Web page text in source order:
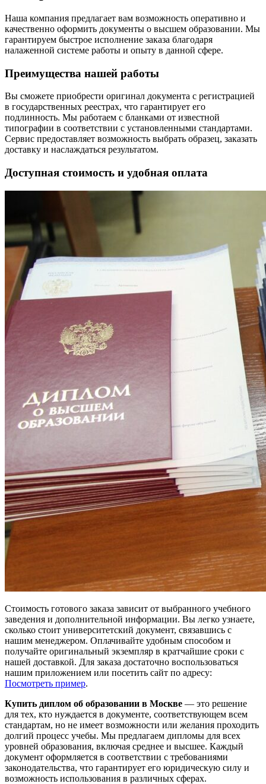
Наша компания предлагает вам возможность оперативно и
качественно оформить документы о высшем образовании. Мы
гарантируем быстрое исполнение заказа благодаря
налаженной системе работы и опыту в данной сфере.
Преимущества нашей работы
Вы сможете приобрести оригинал документа с регистрацией
в государственных реестрах, что гарантирует его
подлинность. Мы работаем с бланками от известной
типографии в соответствии с установленными стандартами.
Сервис предоставляет возможность выбрать образец, заказать
доставку и наслаждаться результатом.
Доступная стоимость и удобная оплата
Стоимость готового заказа зависит от выбранного учебного
заведения и дополнительной информации. Вы легко узнаете,
сколько стоит университетский документ, связавшись с
нашим менеджером. Оплачивайте удобным способом и
получайте оригинальный экземпляр в кратчайшие сроки с
нашей доставкой. Для заказа достаточно воспользоваться
нашим приложением или посетить сайт по адресу:
Посмотреть пример.
Купить диплом об образовании в Москве — это решение
для тех, кто нуждается в документе, соответствующем всем
стандартам, но не имеет возможности или желания проходить
долгий процесс учебы. Мы предлагаем дипломы для всех
уровней образования, включая среднее и высшее. Каждый
документ оформляется в соответствии с требованиями
законодательства, что гарантирует его юридическую силу и
возможность использования в различных сферах.